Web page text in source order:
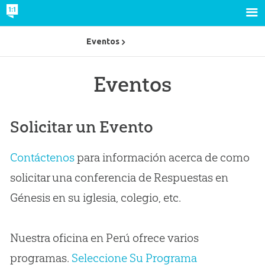
Eventos
Solicitar un Evento
Contáctenospara información acerca de como
solicitar una conferencia de Respuestas en
Génesis en su iglesia, colegio, etc.
Nuestra oficina en Perú ofrece varios
programas. Seleccione Su Programa
Eventos